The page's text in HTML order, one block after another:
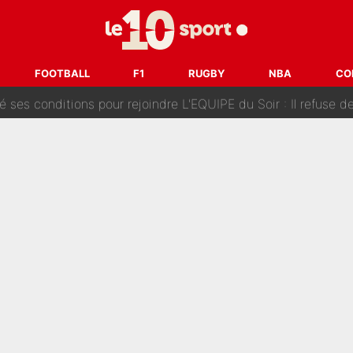
FOOTBALL F1 RUGBY NBA
Voice Kids : Contacté par Matt Pokora, Kylian Mbappé a
terminé, DAZN a fait son choix pour Benjamin Da Silva et
conditions pour rejoindre L'EQUIPE du Soir : Il refuse de faire